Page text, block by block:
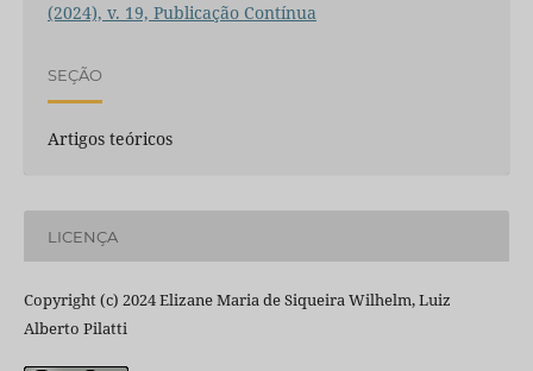
(2024), v. 19, Publicação Contínua
SEÇÃO
Artigos teóricos
LICENÇA
Copyright (c) 2024 Elizane Maria de Siqueira Wilhelm, Luiz
Alberto Pilatti